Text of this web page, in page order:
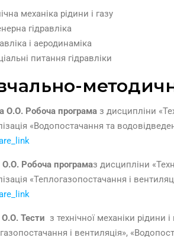
механіка рідини і газу
гідравліка
і аеродинаміка
питання гідравліки
О.О. Робоча програма з дисципліни
«Водопостачання та
О.О. Робоча програмаз дисципліни
«Теплогазопостачання і
О.О. Тести з технічної механіки рідини
і вентиляція»,